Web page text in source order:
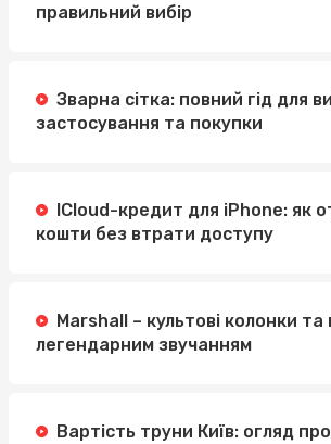
правильний вибір
Зварна сітка: повний гід для
застосування та покупки
ICloud-кредит для iPhone: як
кошти без втрати доступу
Marshall – культові колонки
легендарним звучанням
Вартість труни Київ: огляд